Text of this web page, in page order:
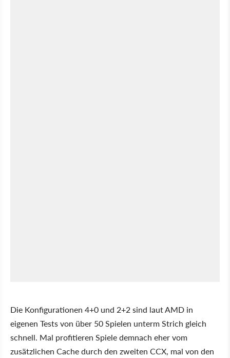
Die Konfigurationen 4+0 und 2+2 sind laut AMD in
eigenen Tests von über 50 Spielen unterm Strich gleich
schnell. Mal profitieren Spiele demnach eher vom
zusätzlichen Cache durch den zweiten CCX, mal von den